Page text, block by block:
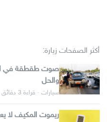
أكثر الصفحات زيارة:
صوت طقطقة في
والحل
سيارات · قراءة 3 دقائق